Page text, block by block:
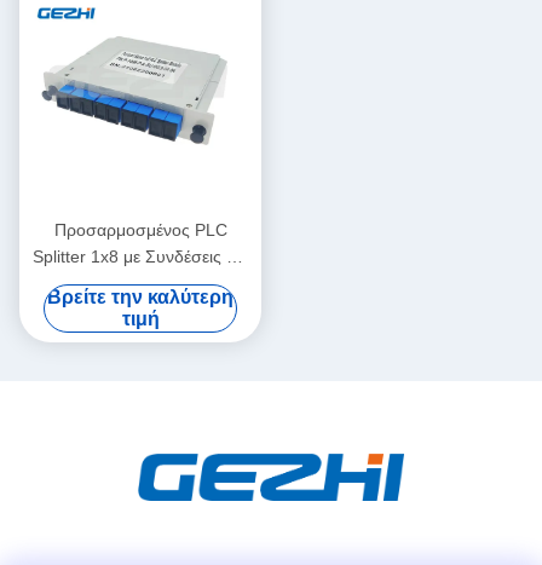
Προσαρμοσμένος PLC
Splitter 1x8 με Συνδέσεις SC
UPC για Δίκτυα GEPON
Βρείτε την καλύτερη
τιμή